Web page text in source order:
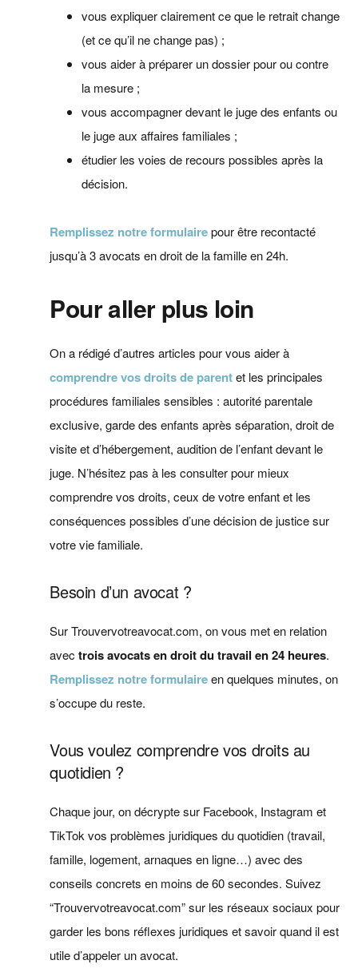
vous expliquer clairement ce que le retrait change
(et ce qu’il ne change pas) ;
vous aider à préparer un dossier pour ou contre
la mesure ;
vous accompagner devant le juge des enfants ou
le juge aux affaires familiales ;
étudier les voies de recours possibles après la
décision.
Remplissez notre formulairepour être recontacté
jusqu’à 3 avocats en droit de la famille en 24h.
Pour aller plus loin
On a rédigé d’autres articles pour vous aider à
comprendre vos droits de parentet les principales
procédures familiales sensibles : autorité parentale
exclusive, garde des enfants après séparation, droit de
visite et d’hébergement, audition de l’enfant devant le
juge. N’hésitez pas à les consulter pour mieux
comprendre vos droits, ceux de votre enfant et les
conséquences possibles d’une décision de justice sur
votre vie familiale.
Besoin d’un avocat ?
Sur Trouvervotreavocat.com, on vous met en relation
avectrois avocats en droit du travail en 24 heures.
Remplissez notre formulaireen quelques minutes, on
s’occupe du reste.
Vous voulez comprendre vos droits au
quotidien ?
Chaque jour, on décrypte sur Facebook, Instagram et
TikTok vos problèmes juridiques du quotidien (travail,
famille, logement, arnaques en ligne…) avec des
conseils concrets en moins de 60 secondes. Suivez
“Trouvervotreavocat.com” sur les réseaux sociaux pour
garder les bons réflexes juridiques et savoir quand il est
utile d’appeler un avocat.